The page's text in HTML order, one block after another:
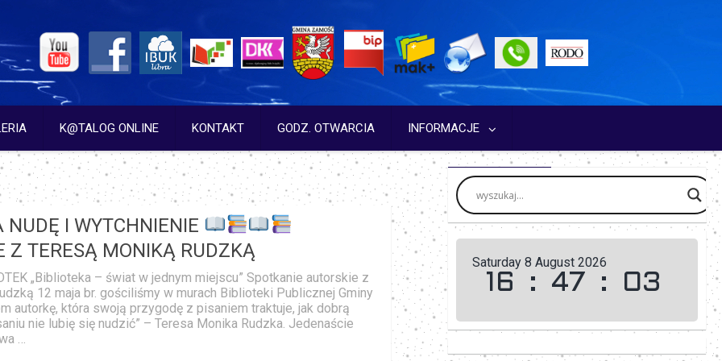
K@TALOG ONLINE KONTAKT GODZ. OTWARCIA INFORMACJE
NUDĘ I WYTCHNIENIE
Z TERESĄ MONIKĄ RUDZKĄ
„Biblioteka – świat w jednym miejscu” Spotkanie autorskie z
12 maja br. gościliśmy w murach Biblioteki Publicznej Gminy
autorkę, która swoją przygodę z pisaniem traktuje, jak dobrą
nie lubię się nudzić” – Teresa Monika Rudzka. Jedenaście
…
Saturday 8 August 2026
16 : 47 : 04